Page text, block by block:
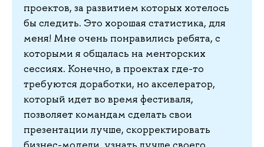
проектов, за развитием которых хотелось
бы следить. Это хорошая статистика, для
меня! Мне очень понравились ребята, с
которыми я общалась на менторских
сессиях. Конечно, в проектах где-то
требуются доработки, но акселератор,
который идет во время фестиваля,
позволяет командам сделать свои
презентации лучше, скорректировать